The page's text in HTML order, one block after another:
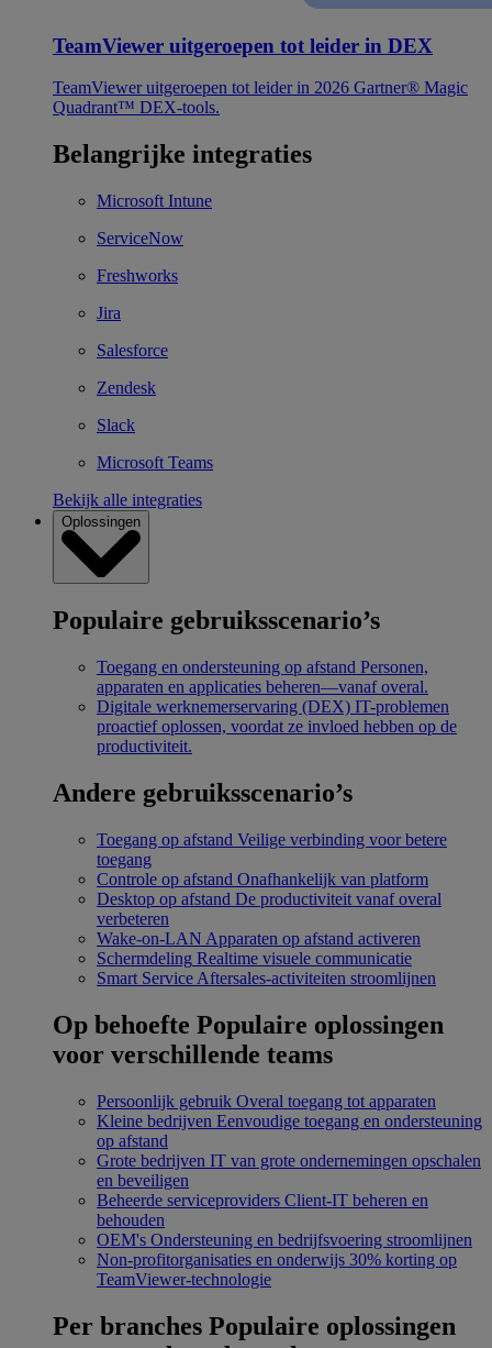
TeamViewer uitgeroepen tot leider in DEX
TeamViewer uitgeroepen tot leider in 2026 Gartner® Magic
Quadrant™ DEX-tools.
Belangrijke integraties
Microsoft Intune
ServiceNow
Freshworks
Jira
Salesforce
Zendesk
Slack
Microsoft Teams
Bekijk alle integraties
Oplossingen
Populaire gebruiksscenario’s
Toegang en ondersteuning op afstand Personen,
apparaten en applicaties beheren—vanaf overal.
Digitale werknemerservaring (DEX) IT-problemen
proactief oplossen, voordat ze invloed hebben op de
productiviteit.
Andere gebruiksscenario’s
Toegang op afstand Veilige verbinding voor betere
toegang
Controle op afstand Onafhankelijk van platform
Desktop op afstand De productiviteit vanaf overal
verbeteren
Wake-on-LAN Apparaten op afstand activeren
Schermdeling Realtime visuele communicatie
Smart Service Aftersales-activiteiten stroomlijnen
Op behoefte Populaire oplossingen
voor verschillende teams
Persoonlijk gebruik Overal toegang tot apparaten
Kleine bedrijven Eenvoudige toegang en ondersteuning
op afstand
Grote bedrijven IT van grote ondernemingen opschalen
en beveiligen
Beheerde serviceproviders Client-IT beheren en
behouden
OEM's Ondersteuning en bedrijfsvoering stroomlijnen
Non-profitorganisaties en onderwijs 30% korting op
TeamViewer-technologie
Per branches Populaire oplossingen